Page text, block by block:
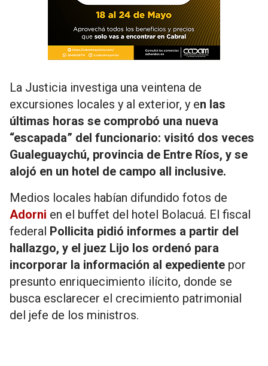
La Justicia investiga una veintena de
excursiones locales y al exterior, y en las
últimas horas se comprobó una nueva
“escapada” del funcionario: visitó dos veces
Gualeguaychú, provincia de Entre Ríos, y se
alojó en un hotel de campo all inclusive.
Medios locales habían difundido fotos de
Adorni en el buffet del hotel Bolacuá. El fiscal
federal Pollicita pidió informes a partir del
hallazgo, y el juez Lijo los ordenó para
incorporar la información al expediente por
presunto enriquecimiento ilícito, donde se
busca esclarecer el crecimiento patrimonial
del jefe de los ministros.